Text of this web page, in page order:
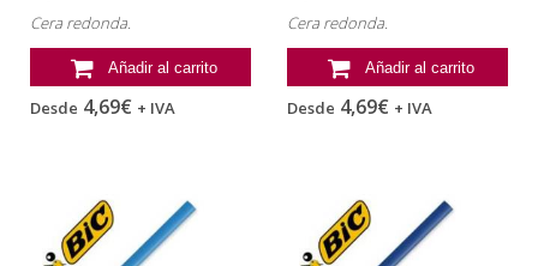
Cera redonda.
Añadir al carrito
Desde 4,69€ + IVA
Cera redonda.
Añadir al carrito
Desde 4,69€ + IVA